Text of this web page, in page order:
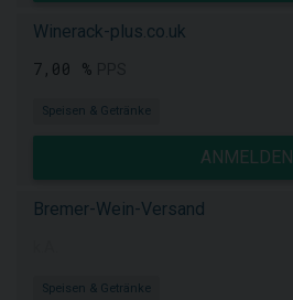
Winerack-plus.co.uk
7,00 %
Speisen & Getränke
ANMELDEN
Bremer-Wein-Versand
Speisen & Getränke